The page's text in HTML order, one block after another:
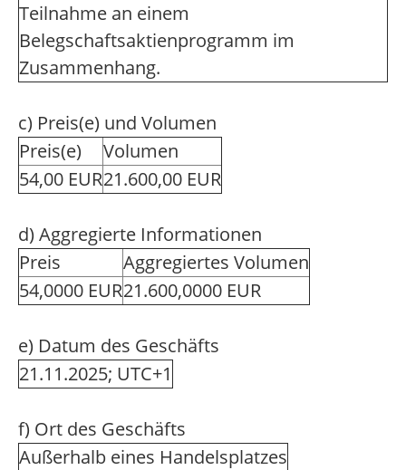
Teilnahme an einem
Belegschaftsaktienprogramm im
Zusammenhang.
c) Preis(e) und Volumen
Preis(e)
Volumen
54,00 EUR21.600,00 EUR
d) Aggregierte Informationen
Preis
Aggregiertes Volumen
54,0000 EUR21.600,0000 EUR
e) Datum des Geschäfts
21.11.2025; UTC+1
f) Ort des Geschäfts
Außerhalb eines Handelsplatzes